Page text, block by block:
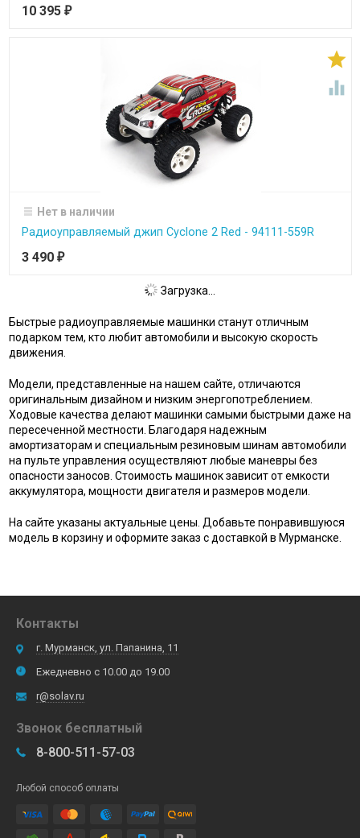
10 395 ₽


Нет в наличии
Радиоуправляемый джип Cyclone 2 Red - 94111-559R
3 490 ₽
Загрузка...
Быстрые радиоуправляемые машинки станут отличным
подарком тем, кто любит автомобили и высокую скорость
движения.
Модели, представленные на нашем сайте, отличаются
оригинальным дизайном и низким энергопотреблением.
Ходовые качества делают машинки самыми быстрыми даже на
пересеченной местности. Благодаря надежным
амортизаторам и специальным резиновым шинам автомобили
на пульте управления осуществляют любые маневры без
опасности заносов. Стоимость машинок зависит от емкости
аккумулятора, мощности двигателя и размеров модели.
На сайте указаны актуальные цены. Добавьте понравившуюся
модель в корзину и оформите заказ с доставкой в Мурманске.
Контакты
г. Мурманск, ул. Папанина, 11
Ежедневно с 10.00 до 19.00
r@solav.ru
Звонок бесплатный
8-800-511-57-03
Любой способ оплаты